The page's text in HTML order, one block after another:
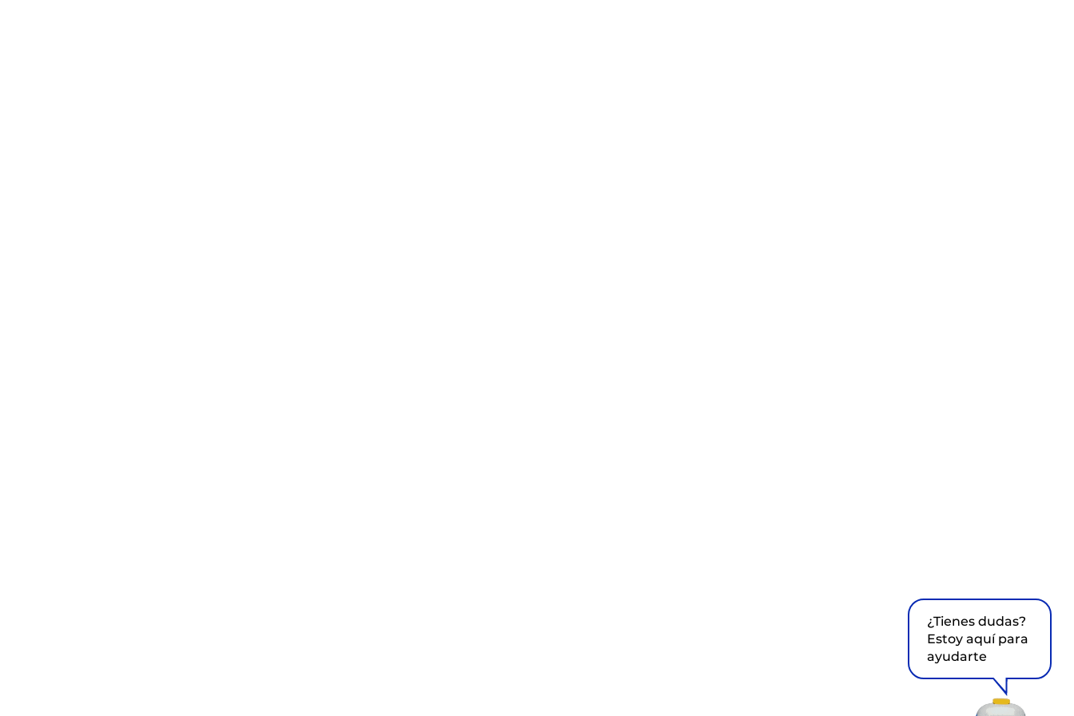
¿Tienes dudas?
Estoy aquí para
ayudarte